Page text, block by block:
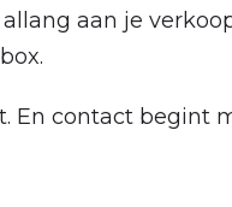
aan je
En contact begint